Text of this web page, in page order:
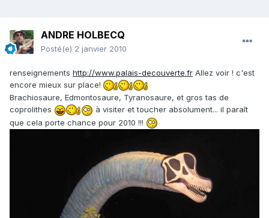
ANDRE HOLBECQ
Posté(e) 2 janvier 2010
renseignements http://www.palais-decouverte.fr Allez voir ! c'est
encore mieux sur place!
Brachiosaure, Edmontosaure, Tyranosaure, et gros tas de
coprolithes
à visiter et toucher absolument... il paraît
que cela porte chance pour 2010 !!!